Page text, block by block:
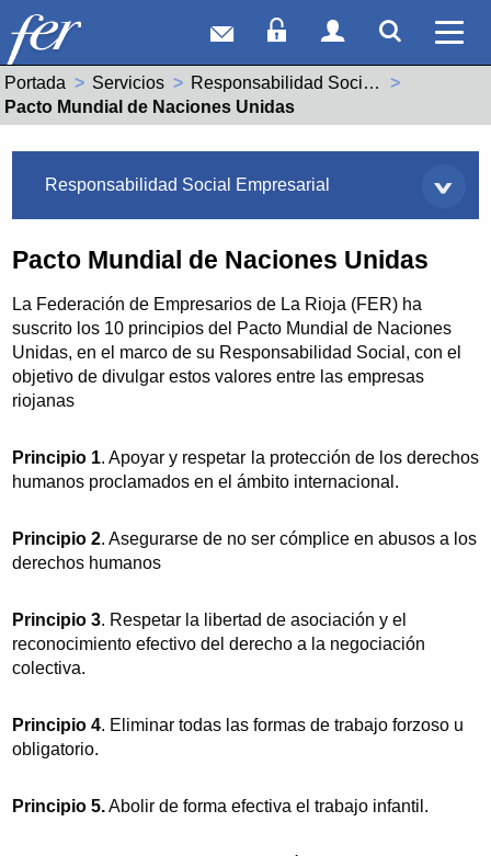
Correo webAcceso Socios
Acceso
Portada Servicios
Responsabilidad Social Empresarial
Actual:
Pacto Mundial de Naciones Unidas
Responsabilidad Social Empresarial
Pacto Mundial de Naciones Unidas
La Federación de Empresarios de La Rioja (FER) ha
suscrito los 10 principios del Pacto Mundial de Naciones
Unidas, en el marco de su Responsabilidad Social, con el
objetivo de divulgar estos valores entre las empresas
riojanas
Principio 1. Apoyar y respetar la protección de los derechos
humanos proclamados en el ámbito internacional.
Principio 2. Asegurarse de no ser cómplice en abusos a los
derechos humanos
Principio 3. Respetar la libertad de asociación y el
reconocimiento efectivo del derecho a la negociación
colectiva.
Principio 4. Eliminar todas las formas de trabajo forzoso u
obligatorio.
Principio 5.Abolir de forma efectiva el trabajo infantil.